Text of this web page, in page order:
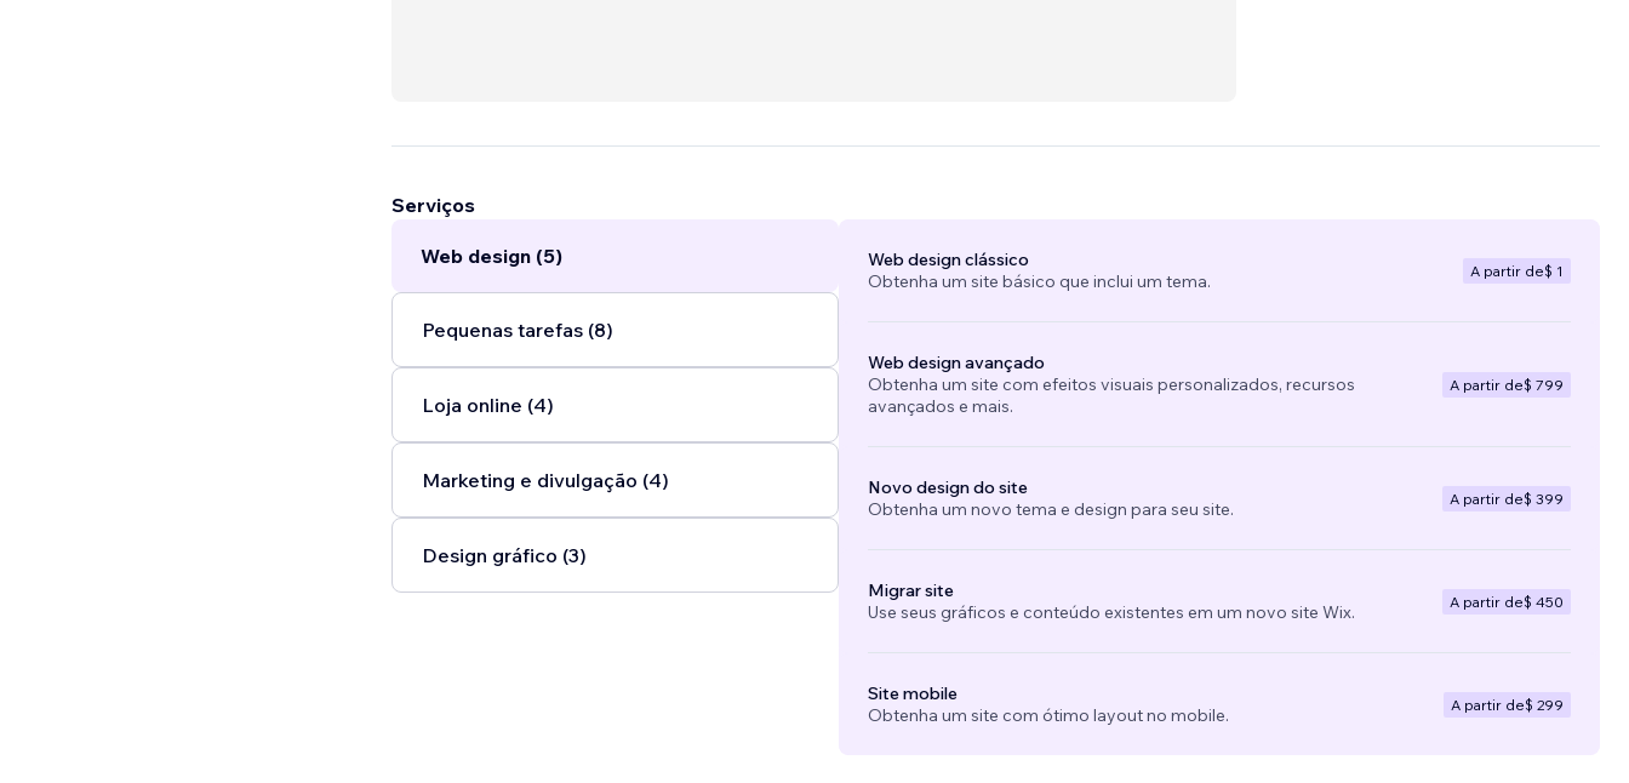
Serviços
Web design (5)
Pequenas tarefas (8)
Loja online (4)
Marketing e divulgação (4)
Design gráfico (3)
Web design clássico
Obtenha um site básico que inclui um tema.
A partir de$ 1
Web design avançado
Obtenha um site com efeitos visuais personalizados, recursos
avançados e mais.
A partir de$ 799
Novo design do site
Obtenha um novo tema e design para seu site.
A partir de$ 399
Migrar site
Use seus gráficos e conteúdo existentes em um novo site Wix.
A partir de$ 450
Site mobile
Obtenha um site com ótimo layout no mobile.
A partir de$ 299